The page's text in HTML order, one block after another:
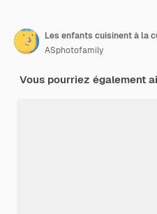
ASphotofamily
Vous pourriez également